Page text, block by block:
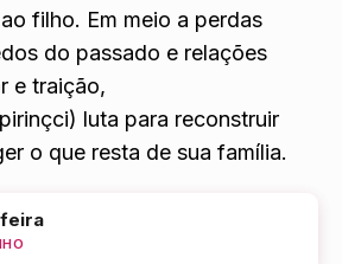
filho. Em meio a perdas
do passado e relações
e traição,
luta para reconstruir
o que resta de sua família.